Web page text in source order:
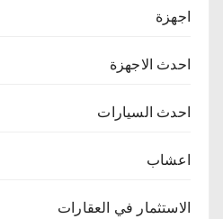
اجهزة
احدث الاجهزة
احدث السيارات
اعشاب
الاستثمار في العقارات